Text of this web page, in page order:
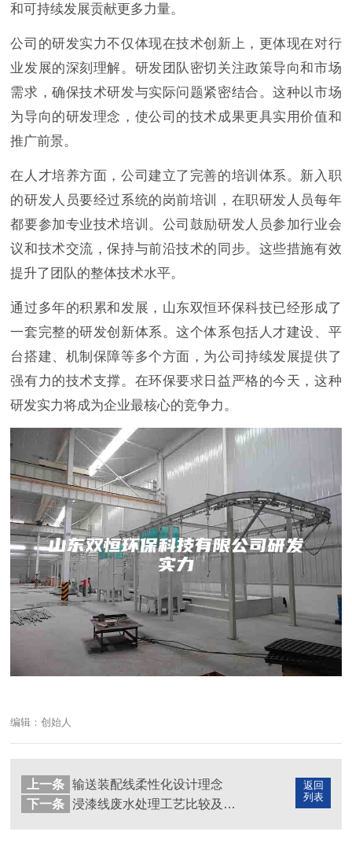
和可持续发展贡献更多力量。
公司的研发实力不仅体现在技术创新上，更体现在对行
业发展的深刻理解。研发团队密切关注政策导向和市场
需求，确保技术研发与实际问题紧密结合。这种以市场
为导向的研发理念，使公司的技术成果更具实用价值和
推广前景。
在人才培养方面，公司建立了完善的培训体系。新入职
的研发人员要经过系统的岗前培训，在职研发人员每年
都要参加专业技术培训。公司鼓励研发人员参加行业会
议和技术交流，保持与前沿技术的同步。这些措施有效
提升了团队的整体技术水平。
通过多年的积累和发展，山东双恒环保科技已经形成了
一套完整的研发创新体系。这个体系包括人才建设、平
台搭建、机制保障等多个方面，为公司持续发展提供了
强有力的技术支撑。在环保要求日益严格的今天，这种
研发实力将成为企业最核心的竞争力。
编辑：创始人
返回
列表
上一条
输送装配线柔性化设计理念
下一条
浸漆线废水处理工艺比较及成本效益评估